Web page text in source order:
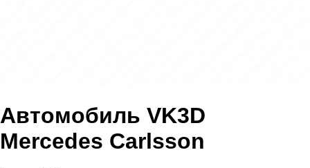
Автомобиль VK3D
Mercedes Carlsson